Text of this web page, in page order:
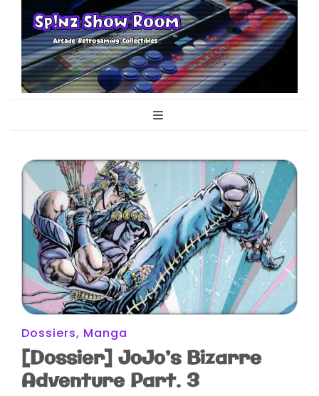
Sp!nz Show
Room
Dossiers, Manga
[Dossier] JoJo’s Bizarre
Adventure Part. 3